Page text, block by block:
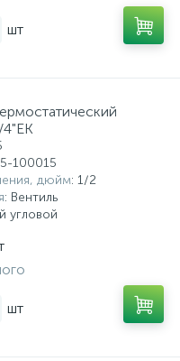
шт
4"ЕК
100015
дюйм: 1/2
: Вентиль
угловой
шт